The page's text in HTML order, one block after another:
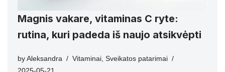
Magnis vakare, vitaminas C ryte:
rutina, kuri padeda iš naujo atsikvėpti
by Aleksandra Vitaminai Sveikatos patarimai